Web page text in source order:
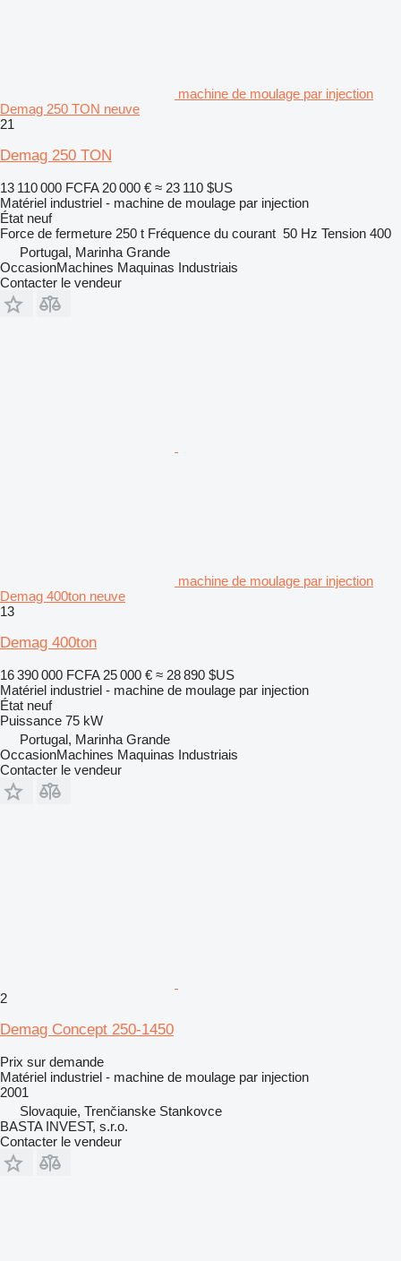
machine de moulage par injection
Demag 250 TON neuve
21
Demag 250 TON
13 110 000 FCFA 20 000 € ≈ 23 110 $US
Matériel industriel - machine de moulage par injection
État neuf
Force de fermeture 250 t Fréquence du courant 50 Hz Tension 400
Portugal, Marinha Grande
OccasionMachines Maquinas Industriais
Contacter le vendeur
machine de moulage par injection
Demag 400ton neuve
13
Demag 400ton
16 390 000 FCFA 25 000 € ≈ 28 890 $US
Matériel industriel - machine de moulage par injection
État neuf
Puissance 75 kW
Portugal, Marinha Grande
OccasionMachines Maquinas Industriais
Contacter le vendeur
2
Demag Concept 250-1450
Prix sur demande
Matériel industriel - machine de moulage par injection
2001
Slovaquie, Trenčianske Stankovce
BASTA INVEST, s.r.o.
Contacter le vendeur